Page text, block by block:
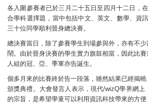
各入圍參賽者已於三月二十五日至四月十二日，
合學科選擇題，當中包括中文、英文、數學、資
三十位同學順利晉身總決賽。
總決賽當日，除了參賽學生到場參與外，亦有不
鬧。由於晉身決賽的學生實力旗鼓相當，因此比
人組的冠、亞、季軍亦告誕生。
個多月來的比賽終於告一段落，雖然結果已經揭
頒獎典禮。大會發言人表示，現代/wizQ學界網
的宗旨，是希望學童可以利用資訊科技帶來的方